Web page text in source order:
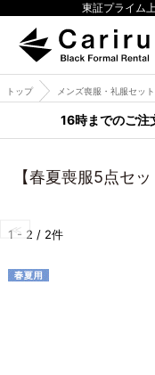
東証プライム
トップ メンズ喪服・礼服セット
16時までのご注
【春夏喪服5点セ
Item
1
1 - 2 / 2件